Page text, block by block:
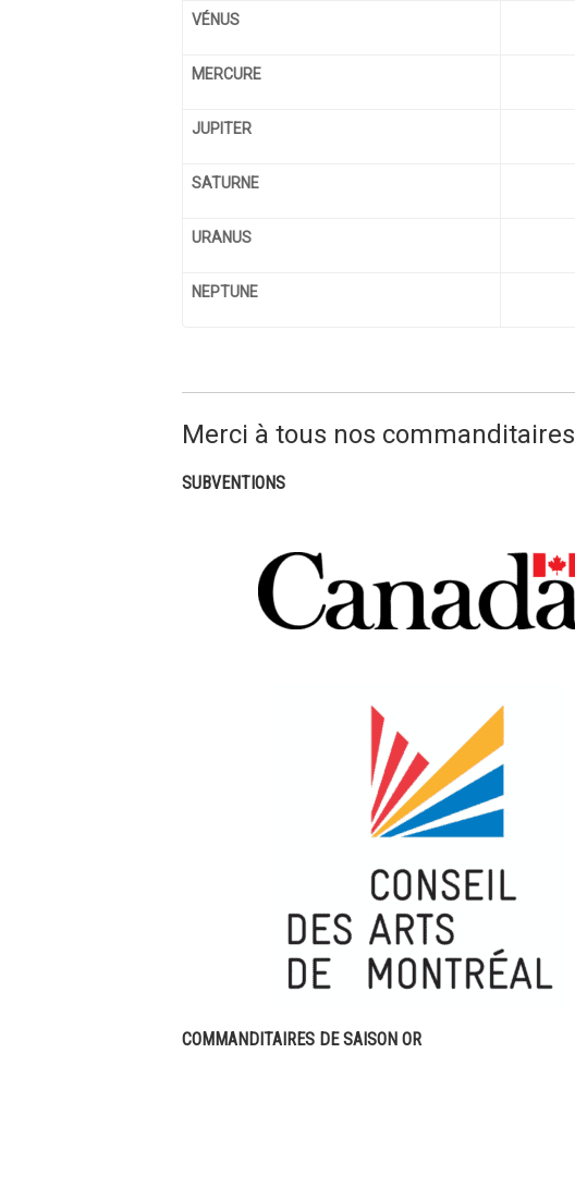
VÉNUS
MERCURE
JUPITER
SATURNE
URANUS
NEPTUNE
Merci à tous nos commanditaires
SUBVENTIONS
COMMANDITAIRES DE SAISON OR